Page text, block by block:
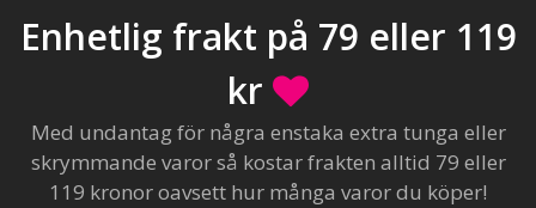
Enhetlig frakt på 79 eller 119
kr
Med undantag för några enstaka extra tunga eller
skrymmande varor så kostar frakten alltid 79 eller
119 kronor oavsett hur många varor du köper!